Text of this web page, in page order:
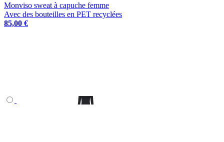
Monviso sweat à capuche femme
Avec des bouteilles en PET recyclées
85,00 €